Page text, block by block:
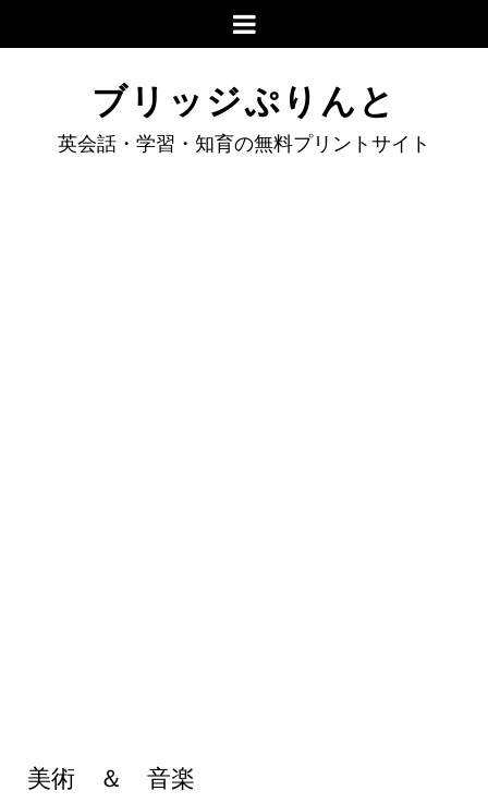
ブリッジぷりんと
英会話・学習・知育の無料プリントサイト
美術 ＆ 音楽